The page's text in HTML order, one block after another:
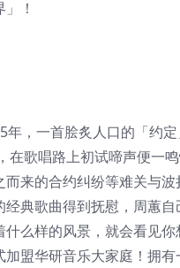
！
，一首脍炙人口的「约
歌唱路上初试啼声便一
来的合约纠纷等难关与
典歌曲得到抚慰，周蕙
么样的风景，就会看见你
盟华研音乐大家庭！拥